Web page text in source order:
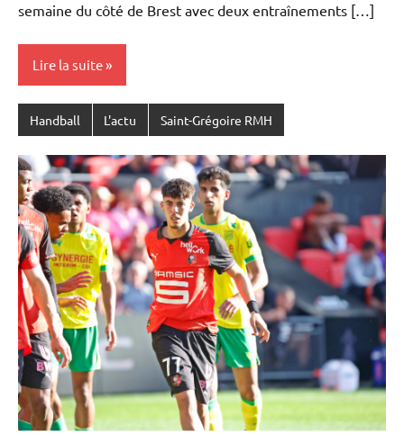
semaine du côté de Brest avec deux entraînements […]
Lire la suite
Handball L'actu Saint-Grégoire RMH